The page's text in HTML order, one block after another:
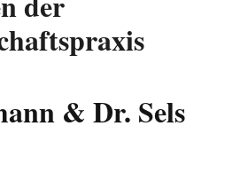
& Dr. Sels